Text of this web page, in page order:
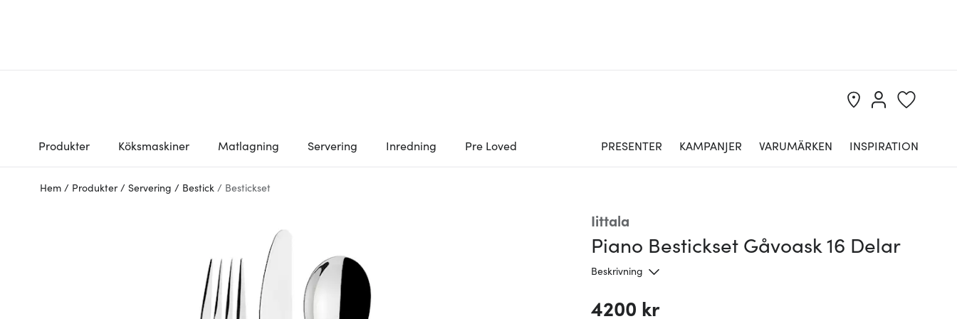
Produkter Köksmaskiner Matlagning Servering Inredning Pre Loved PRESENTER KAMPANJER VARUMÄRKEN INSPIRATION
Hem / Produkter / Servering / Bestick / Bestickset
Iittala
Piano Bestickset Gåvoask 16 Delar
Beskrivning
4200 kr